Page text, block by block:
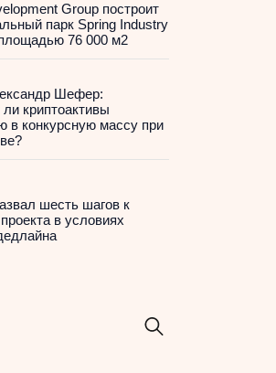
Group построит
парк Spring Industry
76 000 м2
Шефер:
криптоактивы
в конкурсную массу при
шесть шагов к
в условиях